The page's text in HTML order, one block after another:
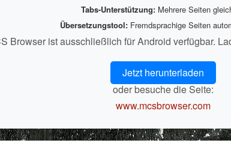
Tabs-Unterstützung:Mehrere Seiten
Übersetzungstool:Fremdsprachige Seiten
Browser ist ausschließlich für Android verfügbar.
Jetzt herunterladen
oder besuche die Seite:
www.mcsbrowser.com